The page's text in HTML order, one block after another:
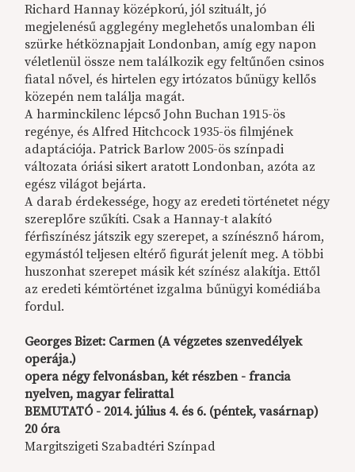
Richard Hannay középkorú, jól szituált, jó
megjelenésű agglegény meglehetős unalomban éli
szürke hétköznapjait Londonban, amíg egy napon
véletlenül össze nem találkozik egy feltűnően csinos
fiatal nővel, és hirtelen egy irtózatos bűnügy kellős
közepén nem találja magát.
A harminckilenc lépcső John Buchan 1915-ös
regénye, és Alfred Hitchcock 1935-ös filmjének
adaptációja. Patrick Barlow 2005-ös színpadi
változata óriási sikert aratott Londonban, azóta az
egész világot bejárta.
A darab érdekessége, hogy az eredeti történetet négy
szereplőre szűkíti. Csak a Hannay-t alakító
férfiszínész játszik egy szerepet, a színésznő három,
egymástól teljesen eltérő figurát jelenít meg. A többi
huszonhat szerepet másik két színész alakítja. Ettől
az eredeti kémtörténet izgalma bűnügyi komédiába
fordul.
Georges Bizet: Carmen (A végzetes szenvedélyek
operája.)
opera négy felvonásban, két részben - francia
nyelven, magyar felirattal
BEMUTATÓ - 2014. július 4. és 6. (péntek, vasárnap)
20 óra
Margitszigeti Szabadtéri Színpad